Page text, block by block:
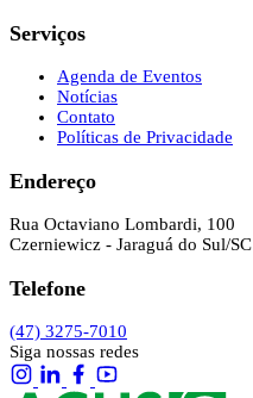
Serviços
Agenda de Eventos
Notícias
Contato
Políticas de Privacidade
Endereço
Rua Octaviano Lombardi, 100
Czerniewicz - Jaraguá do Sul/SC
Telefone
(47) 3275-7010
Siga nossas redes